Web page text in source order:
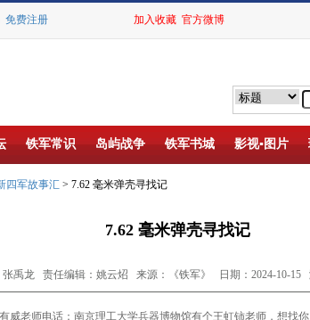
免费注册 加入收藏 官方微博
铁军常识 岛屿战争 铁军书城 影视▪图片
四军故事汇 > 7.62 毫米弹壳寻找记
7.62 毫米弹壳寻找记
张禹龙 责任编辑：姚云炤 来源：《铁军》 日期：2024-10-15
威老师电话：南京理工大学兵器博物馆有个王虹铈老师，想找